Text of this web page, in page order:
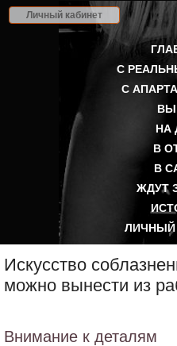
Личный кабинет
С
С
НА
В
В
ЖДУТ
ЛИЧНЫЙ
Искусство
можно вынести из
Внимание к деталям